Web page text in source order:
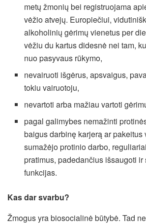
metų žmonių bei registruojama
vėžio atvejų. Europiečiui,
alkoholinių gėrimų vienetus per
vėžiu du kartus didesnė nei tam,
nuo pasyvaus rūkymo,
nevairuoti išgėrus, apsvaigus,
tokiu vairuotoju,
nevartoti arba mažiau vartoti
pagal galimybes nemažinti
baigus darbinę karjerą ar pakeitus
sumažėjo protinio darbo,
pratimus, padedančius išsaugoti ir
funkcijas.
Kas dar svarbu?
Žmogus yra biosocialinė būtybė. Tad